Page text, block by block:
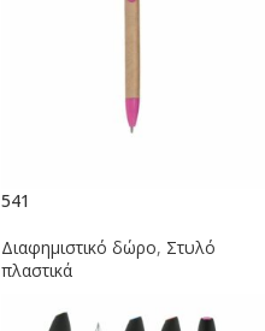
541
Διαφημιστικό δώρο, Στυλό
πλαστικά